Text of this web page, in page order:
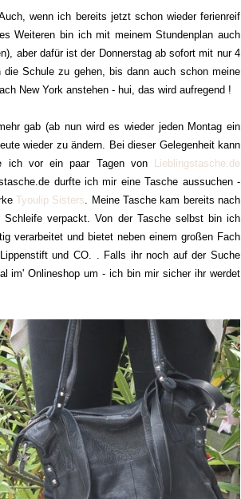
wenn ich bereits jetzt schon wieder ferienreif
Weiteren bin ich mit meinem Stundenplan auch
aber dafür ist der Donnerstag ab sofort mit nur 4
Schule zu gehen, bis dann auch schon meine
New York anstehen - hui, das wird aufregend !
gab (ab nun wird es wieder jeden Montag ein
wieder zu ändern. Bei dieser Gelegenheit kann
ich vor ein paar Tagen von
Lieblingstasche.de
durfte ich mir eine Tasche aussuchen -
Tyoulip Sisters. Meine Tasche kam bereits nach
verpackt. Von der Tasche selbst bin ich
verarbeitet und bietet neben einem großen Fach
und CO. . Falls ihr noch auf der Suche
im' Onlineshop um - ich bin mir sicher ihr werdet